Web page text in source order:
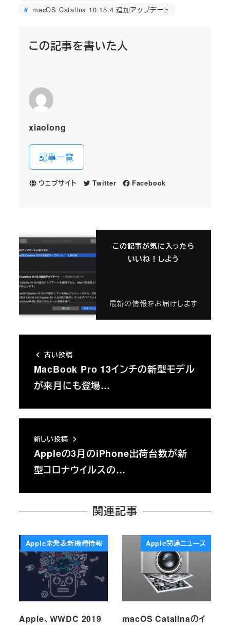
macOS Catalina 10.15.4 追加アップデート
この記事を書いた人
xiaolong
記事一覧
ウェブサイト Twitter Facebook
この記事が気に入ったら
いいね！しよう
最新の情報をお届けします
古い投稿
MacBook Pro 13インチの新型モデル
が来月にも登場…
新しい投稿
Appleの3月のiPhone出荷台数が新
型コロナウイルスの…
関連記事
Apple未発表新機種情報
Apple、WWDC 2019
Apple関連ニュース
macOS Catalinaのイ